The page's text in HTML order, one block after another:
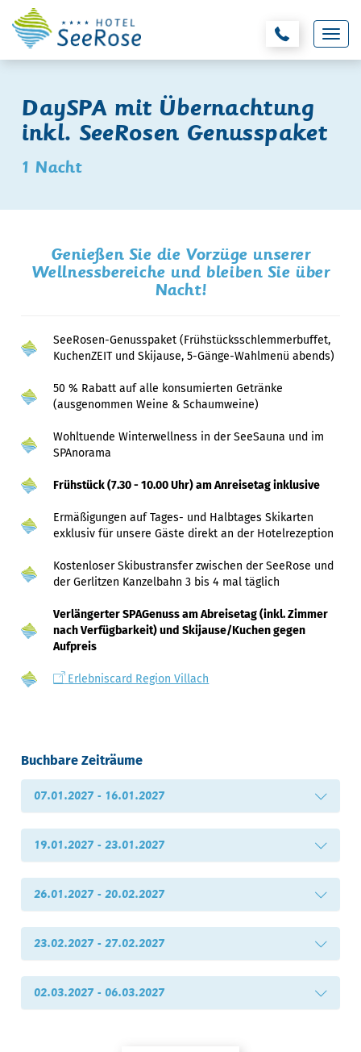
DaySPA mit Übernachtung
inkl. SeeRosen Genusspaket
1 Nacht
Genießen Sie die Vorzüge unserer
Wellnessbereiche und bleiben Sie über
Nacht!
SeeRosen-Genusspaket (Frühstücksschlemmerbuffet,
KuchenZEIT und Skijause, 5-Gänge-Wahlmenü abends)
50 % Rabatt auf alle konsumierten Getränke
(ausgenommen Weine & Schaumweine)
Wohltuende Winterwellness in der SeeSauna und im
SPAnorama
Frühstück (7.30 - 10.00 Uhr) am Anreisetag inklusive
Ermäßigungen auf Tages- und Halbtages Skikarten
exklusiv für unsere Gäste direkt an der Hotelrezeption
Kostenloser Skibustransfer zwischen der SeeRose und
der Gerlitzen Kanzelbahn 3 bis 4 mal täglich
Verlängerter SPAGenuss am Abreisetag (inkl. Zimmer
nach Verfügbarkeit) und Skijause/Kuchen gegen
Aufpreis
Erlebniscard Region Villach
Buchbare Zeiträume
07.01.2027 - 16.01.2027
19.01.2027 - 23.01.2027
26.01.2027 - 20.02.2027
23.02.2027 - 27.02.2027
02.03.2027 - 06.03.2027